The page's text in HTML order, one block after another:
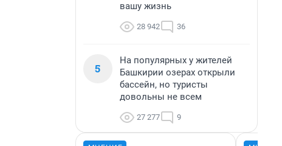
вашу жизнь
28 942 36
5
На популярных у жителей
Башкирии озерах открыли
бассейн, но туристы
довольны не всем
27 277 9